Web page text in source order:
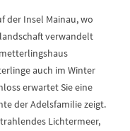
der Insel Mainau, wo
verwandelt
auch im Winter
erwartet Sie eine
der Adelsfamilie zeigt.
Lichtermeer,